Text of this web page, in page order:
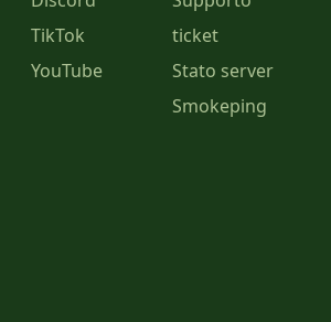
TikTok
YouTube
ticket
Stato server
Smokeping